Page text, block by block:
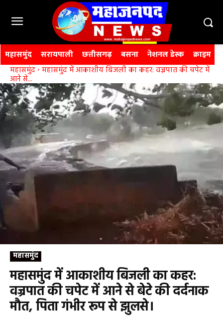
महासमुंद सरायपाली छत्तीसगढ़ बसना नेशनल डेस्क क्राइम
महासमुंद महासमुंद में आकाशीय बिजली का कहर: वज्रपात की चपेट में
आने से...
महासमुंद
महासमुंद में आकाशीय बिजली का कहर:
वज्रपात की चपेट में आने से बेटे की दर्दनाक
मौत, पिता गंभीर रूप से झुलसे।